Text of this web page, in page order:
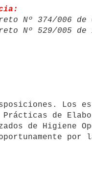
Nº 374/006
Decreto Nº 529/005
Prácticas de
de Higiene